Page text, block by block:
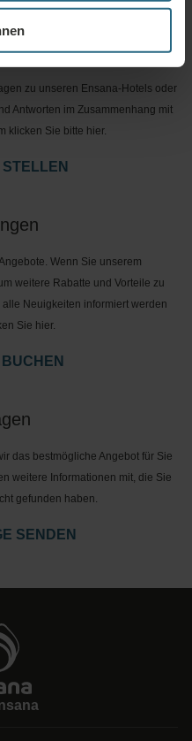
zu unseren Ensana-Hotels oder
Antworten im Zusammenhang mit
klicken Sie bitte hier.
STELLEN
Wenn Sie unserem
weitere Rabatte und Vorteile zu
Neuigkeiten informiert werden
Sie hier.
das bestmögliche Angebot für Sie
weitere Informationen mit, die Sie
gefunden haben.
SENDEN